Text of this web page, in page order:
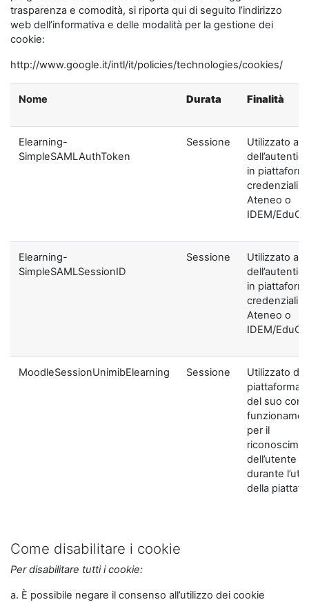
trasparenza e comodità, si riporta qui di seguito l’indirizzo
web dell’informativa e delle modalità per la gestione dei
cookie:
http://www.google.it/intl/it/policies/technologies/cookies/
Nome Durata Finalità
Elearning-
SimpleSAMLAuthToken
Sessione
Utilizzato ai
in
credenziali di
Ateneo o
IDEM/
Elearning-
SimpleSAMLSessionID
Sessione
Utilizzato ai
in
credenziali di
Ateneo o
IDEM/
MoodleSessionUnimibElearning Sessione
Utilizzato
piattaforma
del suo
per il
dell’utente
durante
della
Come disabilitare i cookie
Per disabilitare tutti i cookie:
a. È possibile negare il consenso all’utilizzo dei cookie